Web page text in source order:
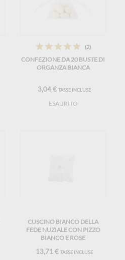
(2)
CONFEZIONE DA 20 BUSTE DI
ORGANZA BIANCA
3,04 € TASSE INCLUSE
ESAURITO
CUSCINO BIANCO DELLA
FEDE NUZIALE CON PIZZO
BIANCO E ROSE
13,71 € TASSE INCLUSE